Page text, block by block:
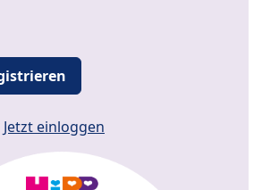
Jetzt einloggen